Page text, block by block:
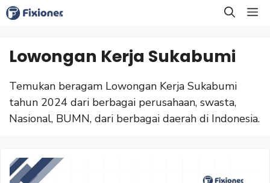
Langsung
ke
Lowongan Kerja Sukabumi
Temukan beragam Lowongan Kerja Sukabumi
tahun 2024 dari berbagai perusahaan, swasta,
Nasional, BUMN, dari berbagai daerah di Indonesia.